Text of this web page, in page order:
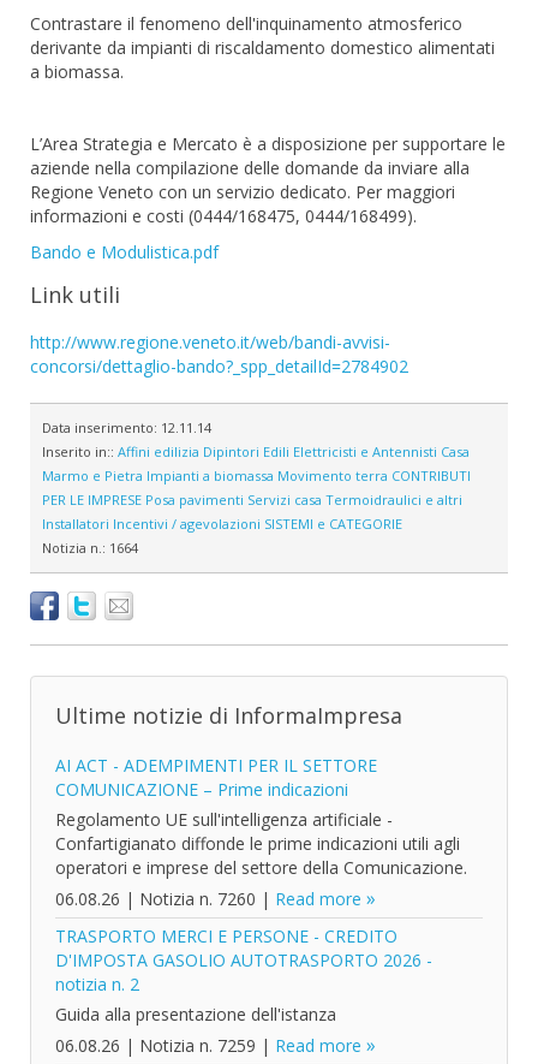
Contrastare il fenomeno dell'inquinamento atmosferico
derivante da impianti di riscaldamento domestico alimentati
a biomassa.
L’Area Strategia e Mercato è a disposizione per supportare le
aziende nella compilazione delle domande da inviare alla
Regione Veneto con un servizio dedicato. Per maggiori
informazioni e costi (0444/168475, 0444/168499).
Bando e Modulistica.pdf
Link utili
http://www.regione.veneto.it/web/bandi-avvisi-
concorsi/dettaglio-bando?_spp_detailId=2784902
Data inserimento: 12.11.14
Inserito in:: Affini edilizia Dipintori Edili Elettricisti e Antennisti Casa
Marmo e Pietra Impianti a biomassa Movimento terra CONTRIBUTI
PER LE IMPRESE Posa pavimenti Servizi casa Termoidraulici e altri
Installatori Incentivi / agevolazioni SISTEMI e CATEGORIE
Notizia n.: 1664
Ultime notizie di InformaImpresa
AI ACT - ADEMPIMENTI PER IL SETTORE
COMUNICAZIONE – Prime indicazioni
Regolamento UE sull'intelligenza artificiale -
Confartigianato diffonde le prime indicazioni utili agli
operatori e imprese del settore della Comunicazione.
06.08.26 | Notizia n. 7260 | Read more
TRASPORTO MERCI E PERSONE - CREDITO
D'IMPOSTA GASOLIO AUTOTRASPORTO 2026 -
notizia n. 2
Guida alla presentazione dell'istanza
06.08.26 | Notizia n. 7259 | Read more